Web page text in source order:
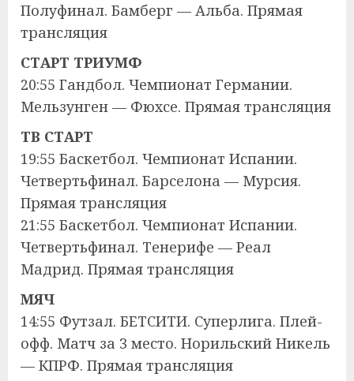
Полуфинал. Бамберг — Альба. Прямая
трансляция
СТАРТ ТРИУМФ
20:55 Гандбол. Чемпионат Германии.
Мельзунген — Фюхсе. Прямая трансляция
ТВ СТАРТ
19:55 Баскетбол. Чемпионат Испании.
Четвертьфинал. Барселона — Мурсия.
Прямая трансляция
21:55 Баскетбол. Чемпионат Испании.
Четвертьфинал. Тенерифе — Реал
Мадрид. Прямая трансляция
МЯЧ
14:55 Футзал. БЕТСИТИ. Суперлига. Плей-
офф. Матч за 3 место. Норильский Никель
— КПРФ. Прямая трансляция